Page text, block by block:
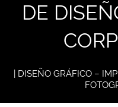
DE
| DISEÑO GRÁFICO –